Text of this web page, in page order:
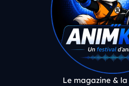
Le magazine &